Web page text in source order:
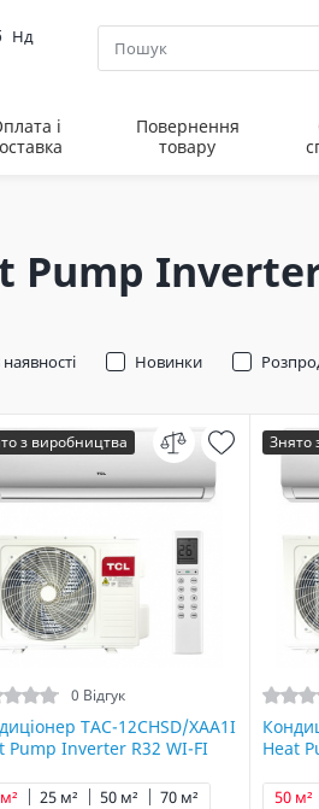
Нд
і
Повернення
товару
Pump
наявності Новинки
з виробництва
0 Відгук
TAC-12CHSD/XAA1I
Pump Inverter R32 WI-FI
25 м² 50 м² 70 м²
Знято
Heat
50 м²